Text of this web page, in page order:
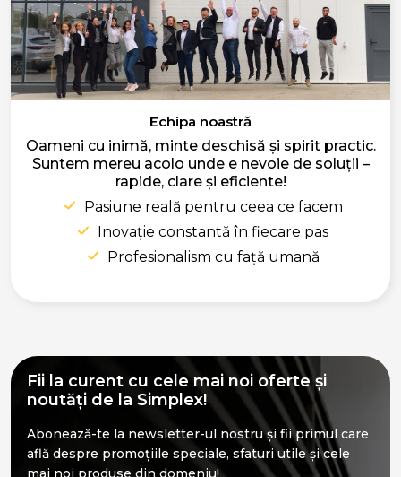
Echipa noastră
Oameni cu inimă, minte deschisă și spirit practic.
Suntem mereu acolo unde e nevoie de soluții –
rapide, clare și eficiente!
Pasiune reală pentru ceea ce facem
Inovație constantă în fiecare pas
Profesionalism cu față umană
Fii la curent cu cele mai noi oferte și
noutăți de la Simplex!
Abonează-te la newsletter-ul nostru și fii primul care
află despre promoțiile speciale, sfaturi utile și cele
mai noi produse din domeniu!